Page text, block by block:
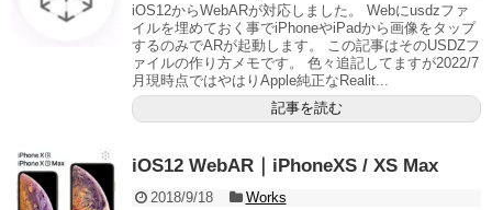
iOS12からWebARが対応しました。 Webにusdzファ
イルを埋めておく事でiPhoneやiPadから画像をタップ
するのみでARが起動します。 この記事はそのUSDZフ
ァイルの作り方メモです。 色々追記してますが2022/7
月現時点ではやはりApple純正なRealit...
記事を読む
iOS12 WebAR｜iPhoneXS / XS Max
2018/9/18
Works